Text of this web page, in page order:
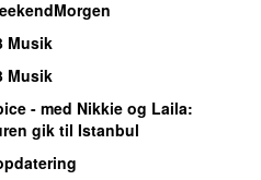
Musik
Musik
- med Nikkie og Laila:
gik til Istanbul